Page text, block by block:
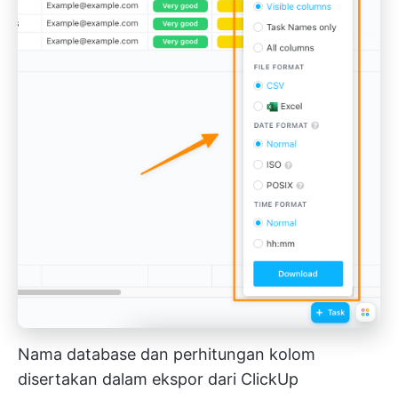
Nama database dan perhitungan kolom
disertakan dalam ekspor dari ClickUp